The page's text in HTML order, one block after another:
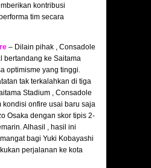
kontribusi
tim secara
– Dilain pihak , Consadole
bertandang ke Saitama
optimisme yang tinggi.
tak terkalahkan di tiga
Stadium , Consadole
kondisi onfire usai baru saja
Osaka dengan skor tipis 2-
Alhasil , hasil ini
bagi Yuki Kobayashi
perjalanan ke kota